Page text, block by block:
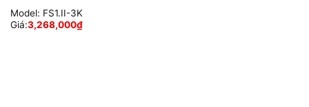
Model: FS1.II-3K
Giá:3,268,000₫